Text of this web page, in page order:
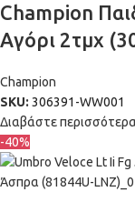
Champion
Αγόρι 2τμχ
Champion
SKU: 306391-WW001
Διαβάστε περισσότερα
-40%